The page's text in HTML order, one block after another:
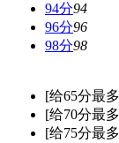
94分94
96分96
98分98
[给65分最
[给70分最
[给75分最